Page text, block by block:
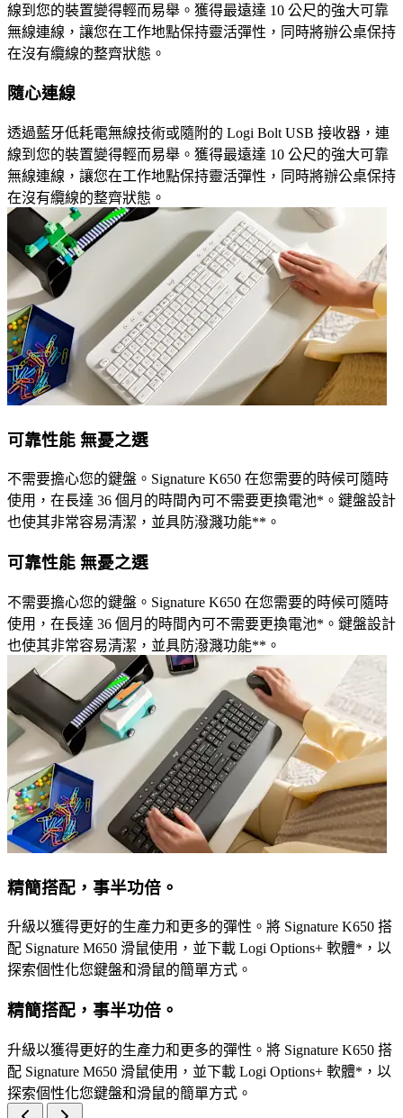
線到您的裝置變得輕而易舉。獲得最遠達 10 公尺的強大可靠
無線連線，讓您在工作地點保持靈活彈性，同時將辦公桌保持
在沒有纜線的整齊狀態。
隨心連線
透過藍牙低耗電無線技術或隨附的 Logi Bolt USB 接收器，連
線到您的裝置變得輕而易舉。獲得最遠達 10 公尺的強大可靠
無線連線，讓您在工作地點保持靈活彈性，同時將辦公桌保持
在沒有纜線的整齊狀態。
可靠性能 無憂之選
不需要擔心您的鍵盤。Signature K650 在您需要的時候可隨時
使用，在長達 36 個月的時間內可不需要更換電池*。鍵盤設計
也使其非常容易清潔，並具防潑濺功能**。
可靠性能 無憂之選
不需要擔心您的鍵盤。Signature K650 在您需要的時候可隨時
使用，在長達 36 個月的時間內可不需要更換電池*。鍵盤設計
也使其非常容易清潔，並具防潑濺功能**。
精簡搭配，事半功倍。
升級以獲得更好的生產力和更多的彈性。將 Signature K650 搭
配 Signature M650 滑鼠使用，並下載 Logi Options+ 軟體*，以
探索個性化您鍵盤和滑鼠的簡單方式。
精簡搭配，事半功倍。
升級以獲得更好的生產力和更多的彈性。將 Signature K650 搭
配 Signature M650 滑鼠使用，並下載 Logi Options+ 軟體*，以
探索個性化您鍵盤和滑鼠的簡單方式。